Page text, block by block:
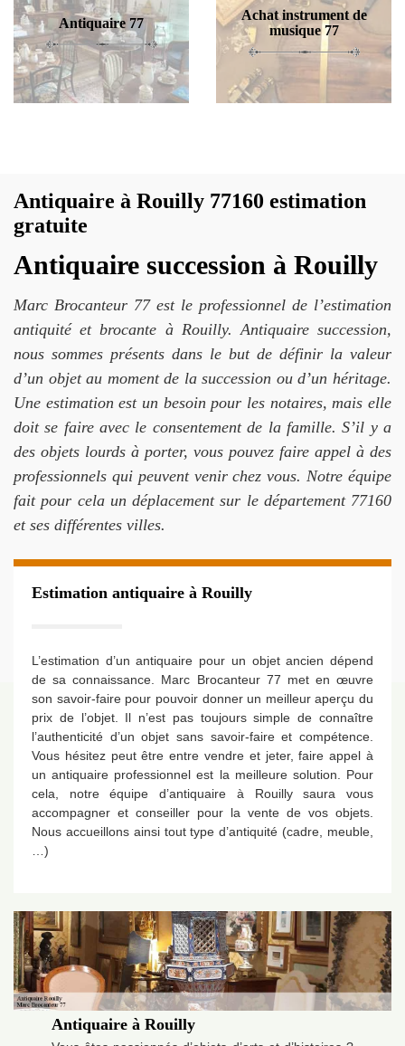
Antiquaire 77
Achat instrument de
musique 77
Antiquaire à Rouilly 77160 estimation
gratuite
Antiquaire succession à Rouilly
Marc Brocanteur 77 est le professionnel de l’estimation
antiquité et brocante à Rouilly. Antiquaire succession,
nous sommes présents dans le but de définir la valeur
d’un objet au moment de la succession ou d’un héritage.
Une estimation est un besoin pour les notaires, mais elle
doit se faire avec le consentement de la famille. S’il y a
des objets lourds à porter, vous pouvez faire appel à des
professionnels qui peuvent venir chez vous. Notre équipe
fait pour cela un déplacement sur le département 77160
et ses différentes villes.
Estimation antiquaire à Rouilly
L’estimation d’un antiquaire pour un objet ancien dépend
de sa connaissance. Marc Brocanteur 77 met en œuvre
son savoir-faire pour pouvoir donner un meilleur aperçu du
prix de l’objet. Il n’est pas toujours simple de connaître
l’authenticité d’un objet sans savoir-faire et compétence.
Vous hésitez peut être entre vendre et jeter, faire appel à
un antiquaire professionnel est la meilleure solution. Pour
cela, notre équipe d’antiquaire à Rouilly saura vous
accompagner et conseiller pour la vente de vos objets.
Nous accueillons ainsi tout type d’antiquité (cadre, meuble,
…)
Antiquaire à Rouilly